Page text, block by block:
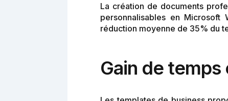
La création de documents
personnalisables en
réduction moyenne de 35% du
Gain de